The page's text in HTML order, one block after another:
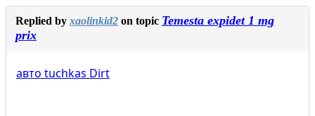
Replied by xaolinkid2 on topic Temesta expidet 1 mg
prix
авто tuchkas Dirt